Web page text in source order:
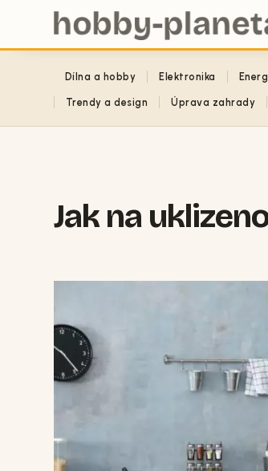
Dílna a hobby Elektronika
Trendy a design Úprava zahrady
Jak na